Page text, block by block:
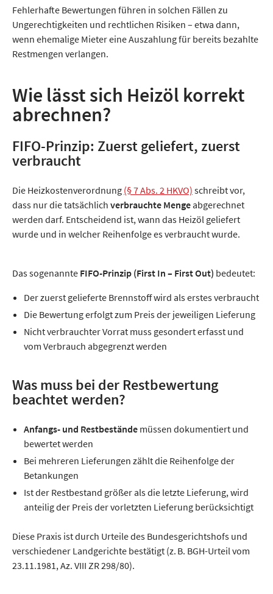
Fehlerhafte Bewertungen führen in solchen Fällen zu
Ungerechtigkeiten und rechtlichen Risiken – etwa dann,
wenn ehemalige Mieter eine Auszahlung für bereits bezahlte
Restmengen verlangen.
Wie lässt sich Heizöl korrekt
abrechnen?
FIFO-Prinzip: Zuerst geliefert, zuerst
verbraucht
Die Heizkostenverordnung (§ 7 Abs. 2 HKVO) schreibt vor,
dass nur die tatsächlich verbrauchte Mengeabgerechnet
werden darf. Entscheidend ist, wann das Heizöl geliefert
wurde und in welcher Reihenfolge es verbraucht wurde.
Das sogenannte FIFO-Prinzip (First In – First Out) bedeutet:
Der zuerst gelieferte Brennstoff wird als erstes verbraucht
Die Bewertung erfolgt zum Preis der jeweiligen Lieferung
Nicht verbrauchter Vorrat muss gesondert erfasst und
vom Verbrauch abgegrenzt werden
Was muss bei der Restbewertung
beachtet werden?
Anfangs- und Restbestände müssen dokumentiert und
bewertet werden
Bei mehreren Lieferungen zählt die Reihenfolge der
Betankungen
Ist der Restbestand größer als die letzte Lieferung, wird
anteilig der Preis der vorletzten Lieferung berücksichtigt
Diese Praxis ist durch Urteile des Bundesgerichtshofs und
verschiedener Landgerichte bestätigt (z. B. BGH-Urteil vom
23.11.1981, Az. VIII ZR 298/80).